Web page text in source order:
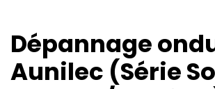
Dépannage
Aunilec (Série